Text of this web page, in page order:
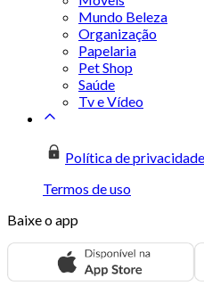
Mundo Beleza
Organização
Papelaria
Pet Shop
Saúde
Tv e Vídeo
Política de privacidade
Termos de uso
Baixe o app